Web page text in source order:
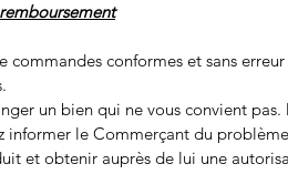
commandes conformes et sans
un bien qui ne vous convient pas.
informer le Commerçant du
et obtenir auprès de lui une